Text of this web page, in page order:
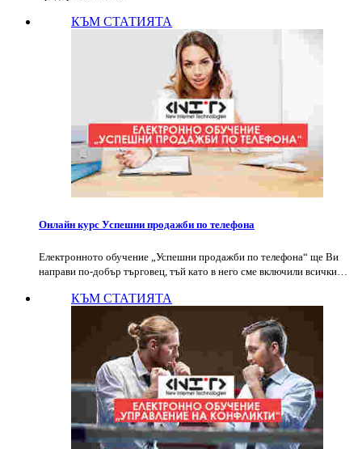
КЪМ СТАТИЯТА
Онлайн курс Успешни продажби по телефона
Електронното обучение „Успешни продажби по телефона“ ще Ви
направи по-добър търговец, тъй като в него сме включили всички…
КЪМ СТАТИЯТА